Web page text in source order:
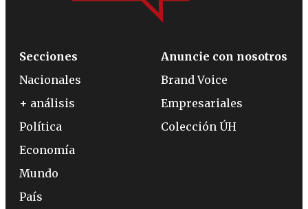
Secciones
Nacionales
+ análisis
Política
Economía
Mundo
País
Anuncie con nosotros
Brand Voice
Empresariales
Colección ÚH